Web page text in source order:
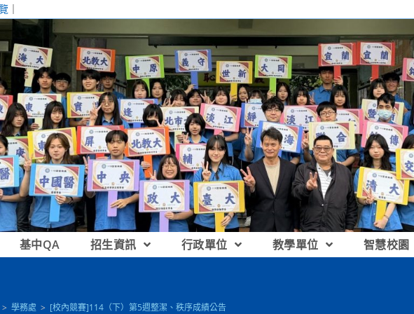
｜
基中QA 招生資訊 行政單位 教學單位 智慧校園
> 學務處 > [校內競賽]114（下）第5週整潔、秩序成績公告